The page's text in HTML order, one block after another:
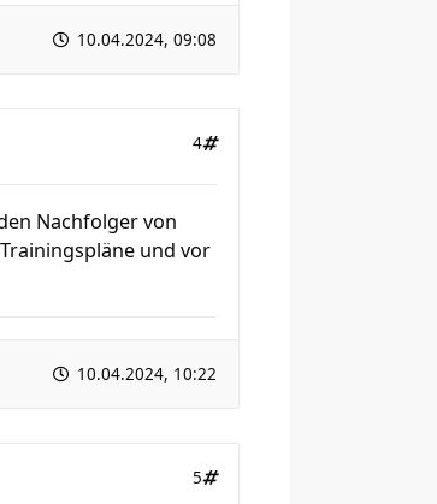
10.04.2024, 09:08
4
Nachfolger von
und vor
10.04.2024, 10:22
5